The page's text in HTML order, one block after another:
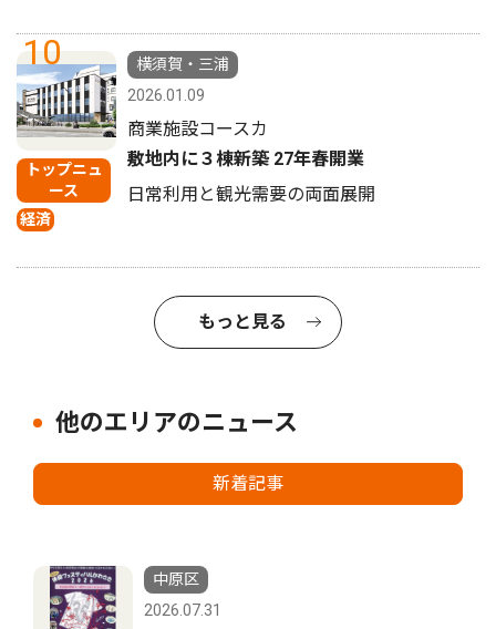
10
トップニュ
ース
経済
横須賀・三浦
2026.01.09
商業施設コースカ
敷地内に３棟新築 27年春開業
日常利用と観光需要の両面展開
もっと見る
他のエリアのニュース
新着記事
中原区
2026.07.31